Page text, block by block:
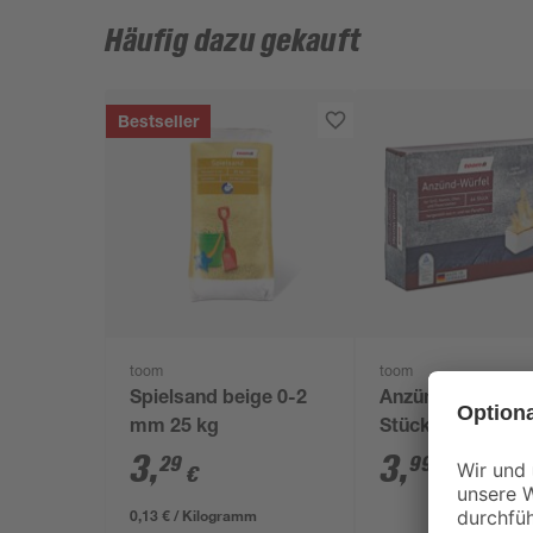
Häufig dazu gekauft
Bestseller
toom
Spielsand beige 0-2
mm 25 kg
3,29 €
0,13 € / Kilogramm
toom
Anzündwürfel 64
Stück
3,99